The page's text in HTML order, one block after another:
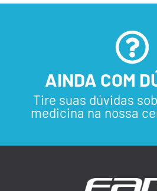
AINDA COM
Tire suas dúvidas
medicina na nossa